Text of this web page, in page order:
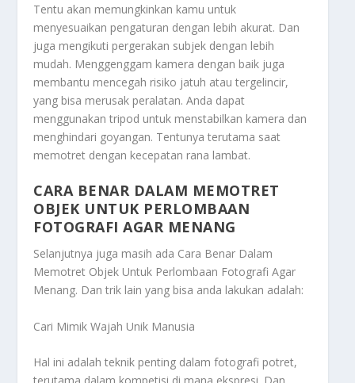
Tentu akan memungkinkan kamu untuk
menyesuaikan pengaturan dengan lebih akurat. Dan
juga mengikuti pergerakan subjek dengan lebih
mudah. Menggenggam kamera dengan baik juga
membantu mencegah risiko jatuh atau tergelincir,
yang bisa merusak peralatan. Anda dapat
menggunakan tripod untuk menstabilkan kamera dan
menghindari goyangan. Tentunya terutama saat
memotret dengan kecepatan rana lambat.
CARA BENAR DALAM MEMOTRET
OBJEK UNTUK PERLOMBAAN
FOTOGRAFI AGAR MENANG
Selanjutnya juga masih ada Cara Benar Dalam
Memotret Objek Untuk Perlombaan Fotografi Agar
Menang. Dan trik lain yang bisa anda lakukan adalah:
Cari Mimik Wajah Unik Manusia
Hal ini adalah teknik penting dalam fotografi potret,